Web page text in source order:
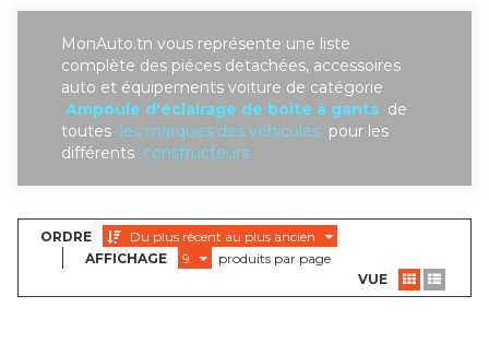
MonAuto.tn vous représente une liste
complète des piéces detachées, accessoires
auto et équipements voiture de catégorie
Ampoule d'éclairage de boîte à gants de
toutes les marques des véhicules pour les
différents constructeurs
ORDRE
Du plus récent au plus ancien
AFFICHAGE
9
produits par page
VUE